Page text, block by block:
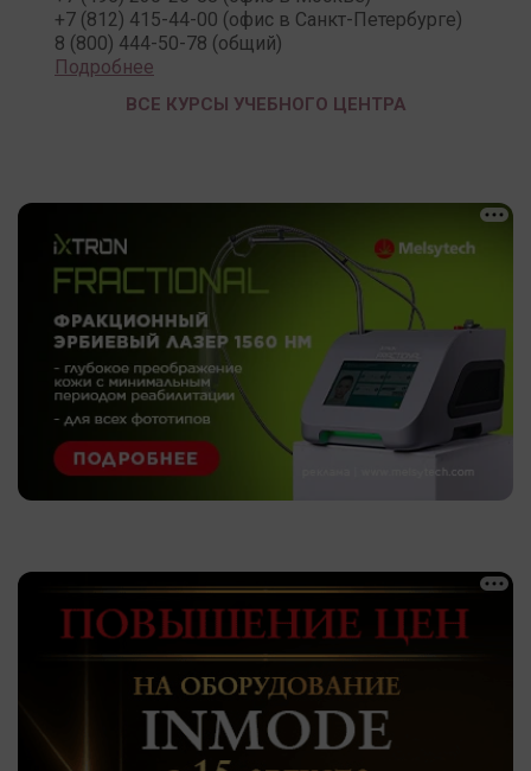
+7 (812) 415-44-00 (офис в Санкт-Петербурге)
8 (800) 444-50-78 (общий)
Подробнее
ВСЕ КУРСЫ УЧЕБНОГО ЦЕНТРА